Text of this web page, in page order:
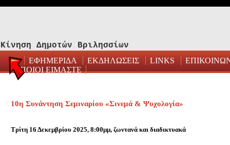
Κίνηση Δημοτών Βριλησσίων
ΕΦΗΜΕΡΙΔΑ ΕΚΔΗΛΩΣΕΙΣ LINKS
ΠΟΙΟΙ ΕΙΜΑΣΤΕ
10η Συνάντηση Σεμιναρίου «Σινεμά & Ψυχολογία»
Τρίτη 16 Δεκεμβρίου 2025, 8:00μμ, ζωντανά και διαδικτυακά